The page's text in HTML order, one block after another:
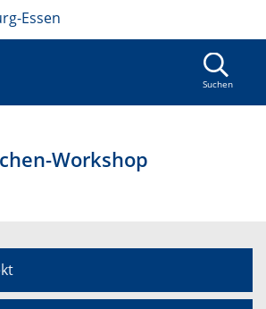
Essen
Suchen
Workshop